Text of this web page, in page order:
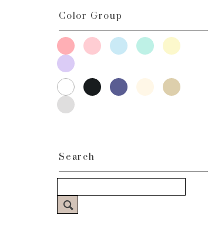
Color Group
Search